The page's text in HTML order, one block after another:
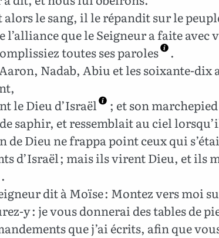
alors le sang, il le répandit sur le
l’alliance que le Seigneur a faite avec
toutes ses paroles
.
Nadab, Abiu et les soixante-dix
le Dieu d’Israël
; et son
saphir, et ressemblait au ciel
de Dieu ne frappa point ceux qui
d’Israël ; mais ils virent Dieu, et ils
.
dit à Moïse : Montez vers moi
y : je vous donnerai des tables de
que j’ai écrits, afin que